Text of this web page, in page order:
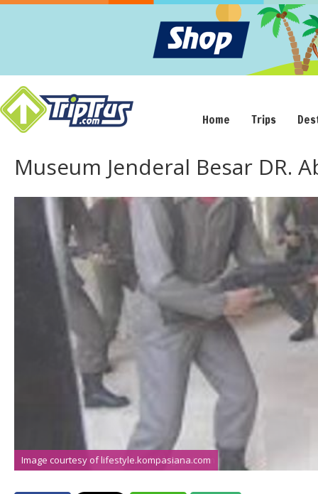
Home Trips
Museum Jenderal Besar DR.
Image courtesy of lifestyle.kompasiana.com